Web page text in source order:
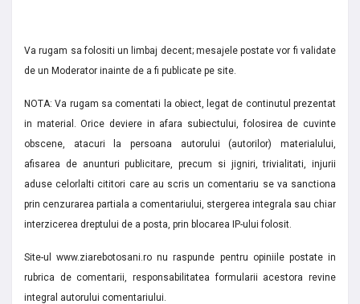
Va rugam sa folositi un limbaj decent; mesajele postate vor fi validate
de un Moderator inainte de a fi publicate pe site.
NOTA: Va rugam sa comentati la obiect, legat de continutul prezentat
in material. Orice deviere in afara subiectului, folosirea de cuvinte
obscene, atacuri la persoana autorului (autorilor) materialului,
afisarea de anunturi publicitare, precum si jigniri, trivialitati, injurii
aduse celorlalti cititori care au scris un comentariu se va sanctiona
prin cenzurarea partiala a comentariului, stergerea integrala sau chiar
interzicerea dreptului de a posta, prin blocarea IP-ului folosit.
Site-ul www.ziarebotosani.ro nu raspunde pentru opiniile postate in
rubrica de comentarii, responsabilitatea formularii acestora revine
integral autorului comentariului.